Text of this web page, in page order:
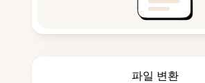
파일 변환